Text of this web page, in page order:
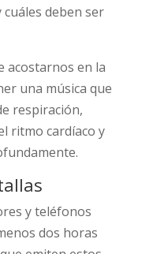
deben ser
acostarnos en la
una música que
respiración,
ritmo cardíaco y
y teléfonos
dos horas